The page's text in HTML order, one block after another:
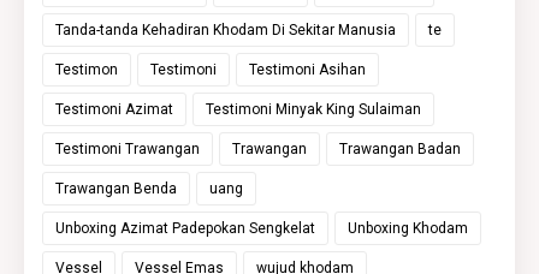
Tanda-tanda Kehadiran Khodam Di Sekitar Manusia te
Testimon Testimoni Testimoni Asihan
Testimoni Azimat Testimoni Minyak King Sulaiman
Testimoni Trawangan Trawangan Trawangan Badan
Trawangan Benda uang
Unboxing Azimat Padepokan Sengkelat Unboxing Khodam
Vessel Vessel Emas wujud khodam